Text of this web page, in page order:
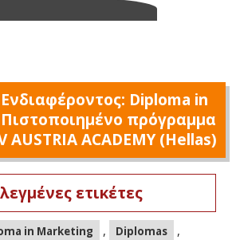
Diploma in
πρόγραμμα
AUSTRIA ACADEMY (Hellas)
ετικέτες
in Marketing , Diplomas ,